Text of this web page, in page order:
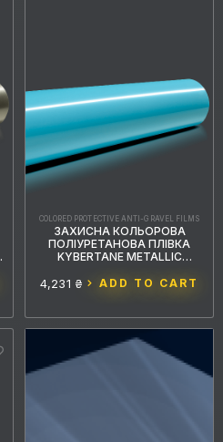
COLORED PROTECTIVE ANTI-GRAVEL FILMS
ЗАХИСНА КОЛЬОРОВА
ПОЛІУРЕТАНОВА ПЛІВКА
KYBERTANE METALLIC
1.52MX15M
4,231 ₴ ADD TO CART